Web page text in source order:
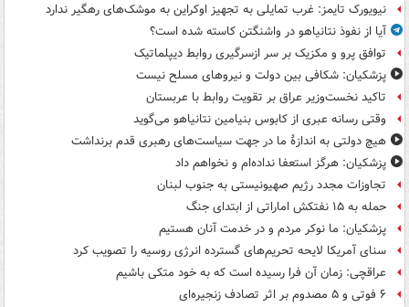
نیویورک تایمز: غرب تمایلی به تجهیز اوکراین به موشک‌های رهگیر ندارد
آیا از نفوذ نتانیاهو در واشنگتن کاسته شده است؟
توافق پرو و مکزیک بر سر ازسرگیری روابط دیپلماتیک
پزشکیان: شکافی بین دولت و نیروهای مسلح نیست
تاکید نخست‌وزیر عراق بر تقویت روابط با عربستان
وقتی رسانه عبری از کابوس بنیامین نتانیاهو می‌گوید
هیچ دولتی به اندازۀ ما در جهت سیاست‌های رهبری قدم برنداشت
پزشکیان: هرگز استعفا نداده‌ام و نخواهم داد
تجاوزات مجدد رژیم صهیونیستی به جنوب لبنان
حمله به ۱۵ نفتکش‌ اماراتی از ابتدای جنگ
پزشکیان: ما نوکر مردم و در خدمت آنان هستیم
سنای آمریکا لایحه تحریم‌های گسترده انرژی روسیه را تصویب کرد
عراقچی: زمان آن فرا رسیده است که به خود متکی باشیم
۶ فوتی و ۵ مصدوم بر اثر تصادف زنجیره‌ای